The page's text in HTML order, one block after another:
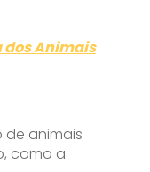
dos Animais
de animais
como a